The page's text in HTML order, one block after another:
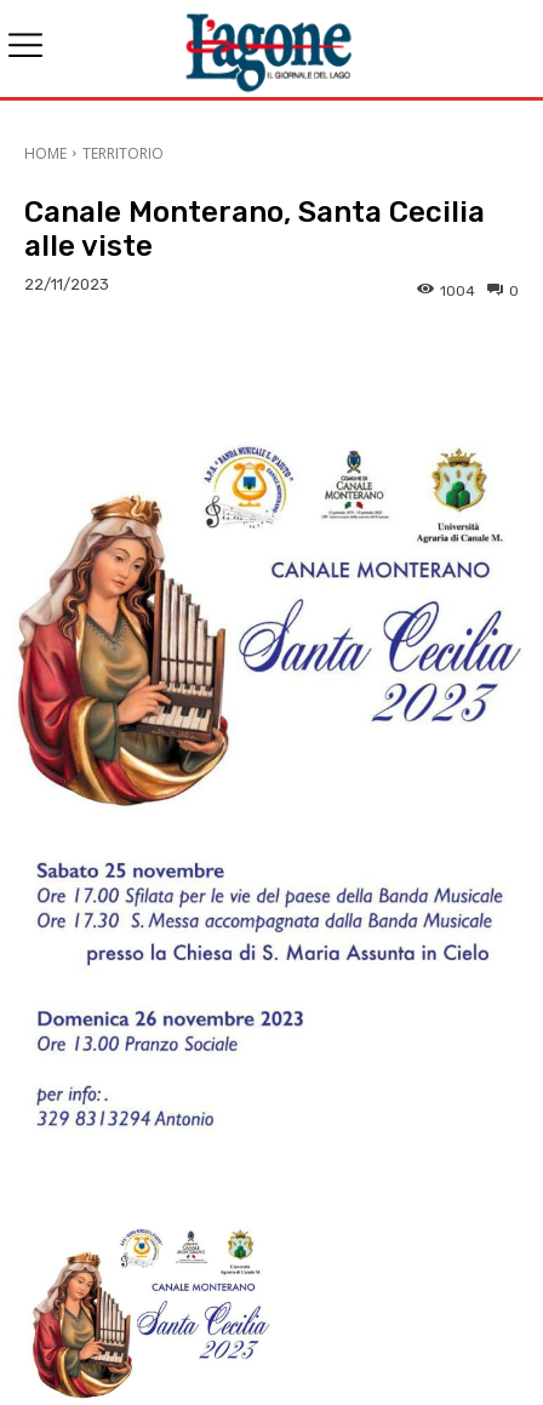
HOME TERRITORIO
Canale Monterano, Santa Cecilia
alle viste
22/11/2023 0
1004